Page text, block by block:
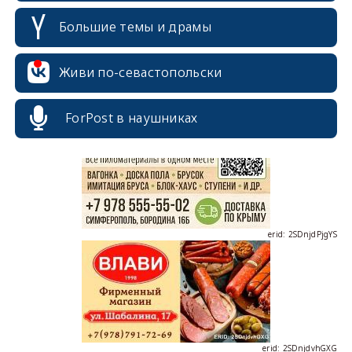
Большие темы и драмы
Живи по-севастопольски
ForPost в наушниках
erid: 2SDnjdPjgYS
erid: 2SDnjdvhGXG